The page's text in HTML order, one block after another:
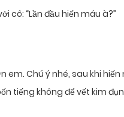
cô: “Lần đầu hiến máu à?”
Chú ý nhé, sau khi hiến
tiếng không để vết kim